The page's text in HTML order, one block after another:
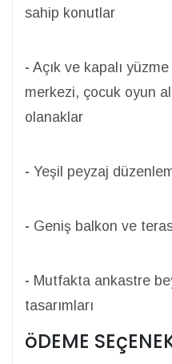
sahip konutlar
- Açık ve kapalı
merkezi, çocuk oyun
olanaklar
- Yeşil peyzaj
- Geniş balkon ve
- Mutfakta ankastre
tasarımları
öDEME